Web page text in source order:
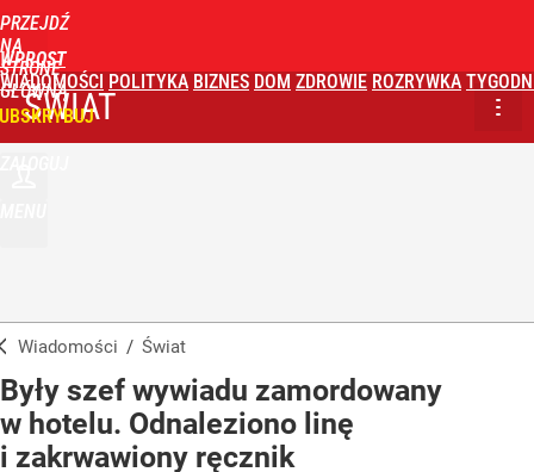
PRZEJDŹ
NA
STRONĘ
GŁÓWNĄ
WPROST
WIADOMOŚCI POLITYKA BIZNES DOM ZDROWIE ROZRYWKA
ŚWIAT
Wiadomości / Świat
Były szef wywiadu zamordowany
w hotelu. Odnaleziono linę
i zakrwawiony ręcznik